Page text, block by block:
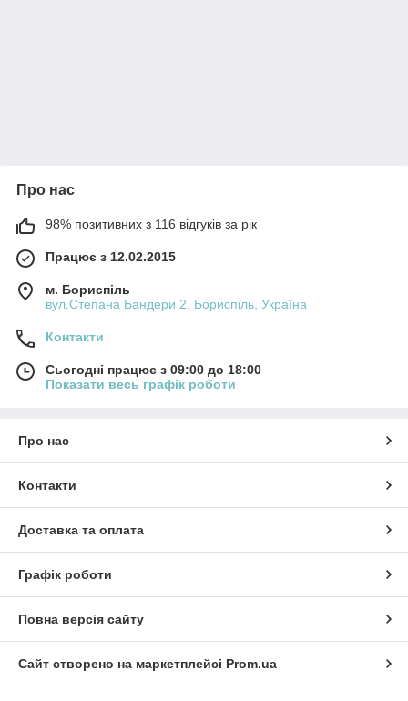
Про нас
98% позитивних з 116 відгуків за рік
Працює з 12.02.2015
м. Бориспіль
вул.Степана Бандери 2, Бориспіль, Україна
Контакти
Сьогодні працює з 09:00 до 18:00
Показати весь графік роботи
Про нас
Контакти
Доставка та оплата
Графік роботи
Повна версія сайту
Сайт створено на маркетплейсі Prom.ua